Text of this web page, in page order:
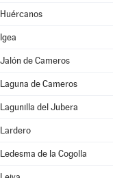
Huércanos
Igea
Jalón de Cameros
Laguna de Cameros
Lagunilla del Jubera
Lardero
Ledesma de la Cogolla